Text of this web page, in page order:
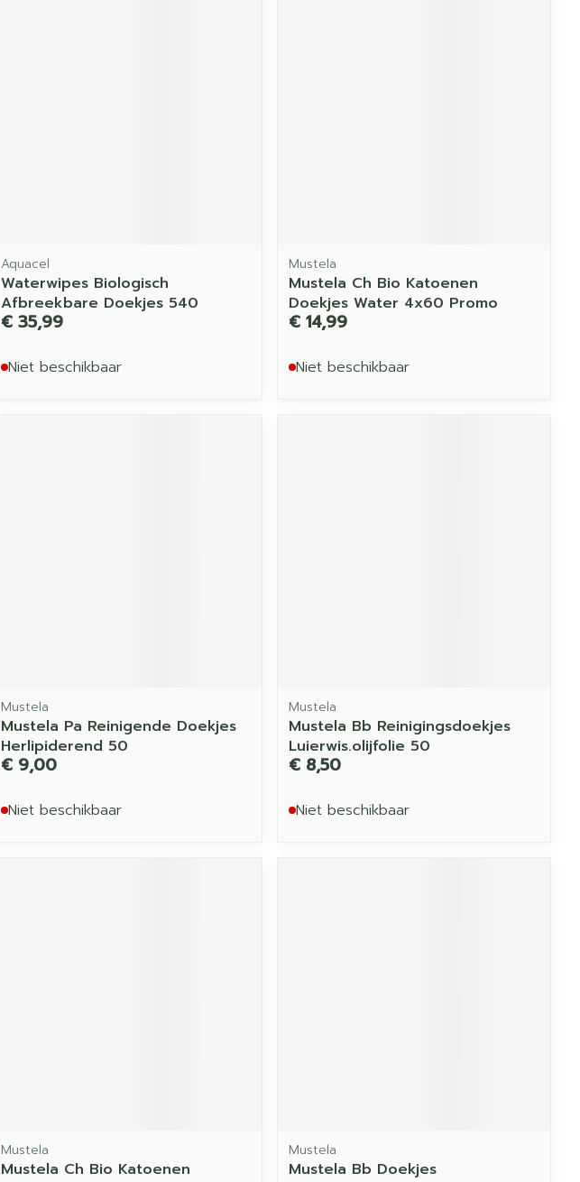
Aquacel
Waterwipes Biologisch
Afbreekbare Doekjes 540
€ 35,99
Niet beschikbaar
Mustela
Mustela Ch Bio Katoenen
Doekjes Water 4x60 Promo
€ 14,99
Niet beschikbaar
Mustela
Mustela Pa Reinigende Doekjes
Herlipiderend 50
€ 9,00
Niet beschikbaar
Mustela
Mustela Bb Reinigingsdoekjes
Luierwis.olijfolie 50
€ 8,50
Niet beschikbaar
Mustela
Mustela Ch Bio Katoenen
Mustela
Mustela Bb Doekjes